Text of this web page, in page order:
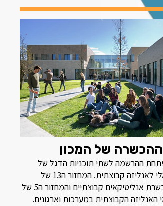
ההכשרה של המכון
ההרשמה לשתי תוכניות הדגל של
המכון הישראלי לאנליזה קבוצתית. המחזור ה13 של
התוכנית להכשרת אנליטיקאים קבוצתיים והמחזור ה5 של
האנליזה הקבוצתית במערכות וארגונים.